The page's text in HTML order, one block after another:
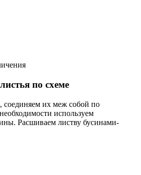
по схеме
соединяем их меж собой по
используем
Расшиваем листву бусинами-